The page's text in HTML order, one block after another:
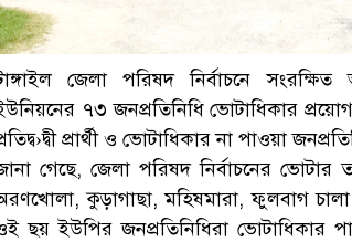
জেলা পরিষদ নির্বাচনে
৭৩ জনপ্রতিনিধি ভোটাধিকার
প্রার্থী ও ভোটাধিকার না পাওয়া
গেছে, জেলা পরিষদ নির্বাচনের
কুড়াগাছা, মহিষমারা, ফুলবাগ
ছয় ইউপির জনপ্রতিনিধিরা ভোটাধিকার